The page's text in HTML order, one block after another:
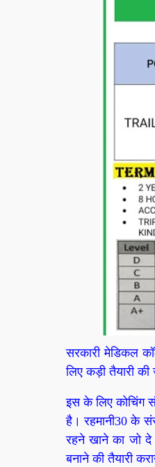
सरकारी मेडिकल
लिए कड़ी तैयारी
इस के लिए कोचिंग
है। रहमानी30 के
रहने खाने का जो दे
बनाने की तैयारी